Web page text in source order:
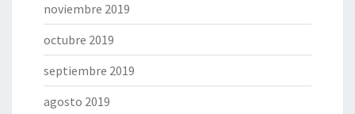
noviembre 2019
octubre 2019
septiembre 2019
agosto 2019